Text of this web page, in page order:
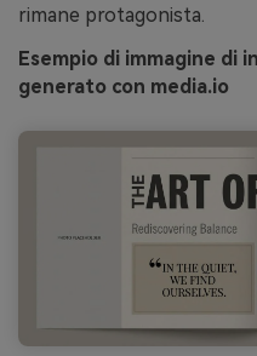
rimane protagonista.
Esempio di immagine di
generato con media.io